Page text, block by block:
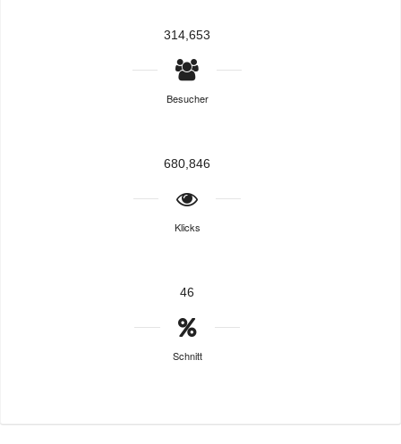
314,653
Besucher
680,846
Klicks
46
Schnitt